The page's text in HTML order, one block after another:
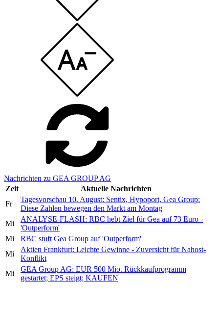
Nachrichten zu GEA GROUP AG
Zeit
Aktuelle Nachrichten
Fr
Tagesvorschau 10. August: Sentix, Hypoport, Gea Group:
Diese Zahlen bewegen den Markt am Montag
Mi
ANALYSE-FLASH: RBC hebt Ziel für Gea auf 73 Euro -
'Outperform'
Mi
RBC stuft Gea Group auf 'Outperform'
Mi
Aktien Frankfurt: Leichte Gewinne - Zuversicht für Nahost-
Konflikt
Mi
GEA Group AG: EUR 500 Mio. Rückkaufprogramm
gestartet; EPS steigt; KAUFEN